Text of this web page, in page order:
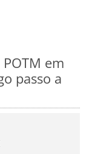
em
passo a